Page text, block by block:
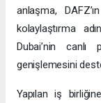
anlaşma,
kolaylaştırma
Dubai’nin canlı
genişlemesini
Yapılan iş